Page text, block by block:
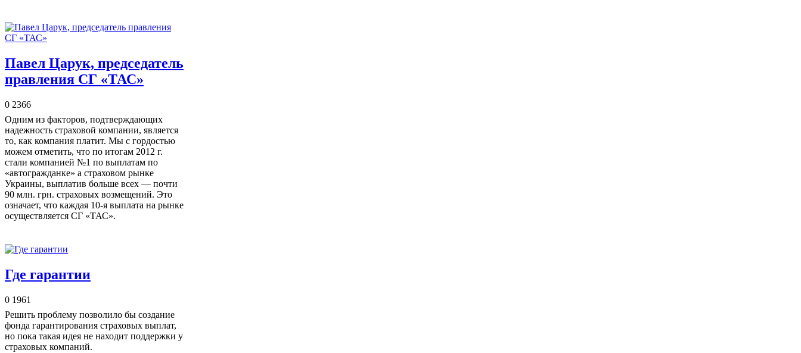
Павел Царук, председатель
правления СГ «ТАС»
0 2366
Одним из факторов, подтверждающих
надежность страховой компании, является
то, как компания платит. Мы с гордостью
можем отметить, что по итогам 2012 г.
стали компанией №1 по выплатам по
«автогражданке» а страховом рынке
Украины, выплатив больше всех — почти
90 млн. грн. страховых возмещений. Это
означает, что каждая 10-я выплата на рынке
осуществляется СГ «ТАС».
Где гарантии
0 1961
Решить проблему позволило бы создание
фонда гарантирования страховых выплат,
но пока такая идея не находит поддержки у
страховых компаний.